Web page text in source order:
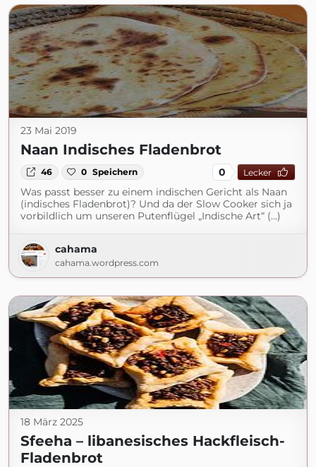
23 Mai 2019
Naan Indisches Fladenbrot
46 0 Speichern 0 Lecker
Was passt besser zu einem indischen Gericht als Naan
(indisches Fladenbrot)? Und da der Slow Cooker sich ja
vorbildlich um unseren Putenflügel „Indische Art“ (...)
cahama
cahama.wordpress.com
18 März 2025
Sfeeha – libanesisches Hackfleisch-
Fladenbrot